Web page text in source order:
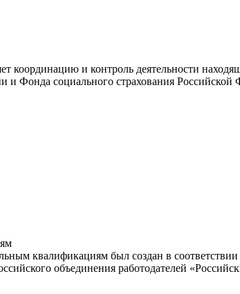
и контроль деятельности
и Фонда социального страхования Российской
квалификациям был создан в
объединения работодателей